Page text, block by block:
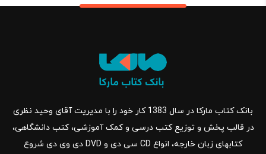
بانک کتاب مارکا در سال 1383 کار خود را با مدیریت آقای وحید نظری
در قالب پخش و توزیع کتب درسی و کمک آموزشی، کتب دانشگاهی،
کتابهای زبان خارجه، انواع CD سی دی و DVD دی وی دی شروع